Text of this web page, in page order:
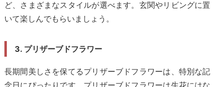
ど、さまざまなスタイルが選べます。玄関やリビングに置
いて楽しんでもらいましょう。
3. プリザーブドフラワー
長期間美しさを保てるプリザーブドフラワーは、特別な記
念日にぴったりです。プリザーブドフラワーは生花にはな